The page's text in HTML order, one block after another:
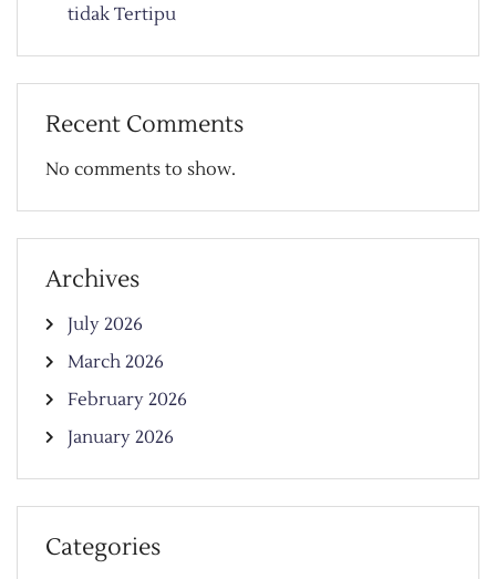
tidak Tertipu
Recent Comments
No comments to show.
Archives
July 2026
March 2026
February 2026
January 2026
Categories